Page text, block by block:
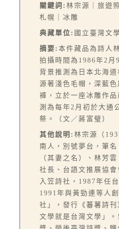
關鍵詞: 林宗源｜旅遊
札幌｜冰雕
典藏單位: 國立臺灣文
摘要: 本件藏品為詩人
拍攝時間為1986年2月
背景推測為日本北海
源著淺色毛帽，深藍
褲，立於一座冰雕作
測為每年2月初於大通
祭。（文／蔣富璧）
其他說明: 林宗源（
南人，別號夢台，筆
（其妻之名）、林芳
社長、台語文推展協
入笠詩社，1987年任
1991年與黃勁連等人
社」，發行《蕃薯詩
文學就是台灣文學」